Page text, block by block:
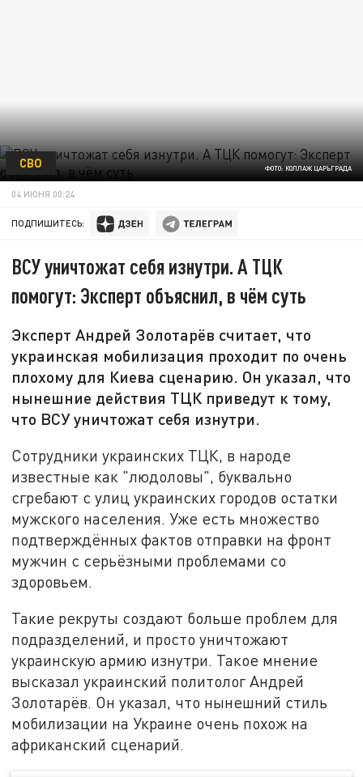
ФОТО: КОЛЛАЖ ЦАРЬГРАДА
СВО
04 ИЮНЯ 00:24
ПОДПИШИТЕСЬ:
ВСУ уничтожат себя изнутри. А ТЦК
помогут: Эксперт объяснил, в чём суть
Эксперт Андрей Золотарёв считает, что
украинская мобилизация проходит по очень
плохому для Киева сценарию. Он указал, что
нынешние действия ТЦК приведут к тому,
что ВСУ уничтожат себя изнутри.
Сотрудники украинских ТЦК, в народе
известные как "людоловы", буквально
сгребают с улиц украинских городов остатки
мужского населения. Уже есть множество
подтверждённых фактов отправки на фронт
мужчин с серьёзными проблемами со
здоровьем.
Такие рекруты создают больше проблем для
подразделений, и просто уничтожают
украинскую армию изнутри. Такое мнение
высказал украинский политолог Андрей
Золотарёв. Он указал, что нынешний стиль
мобилизации на Украине очень похож на
африканский сценарий.